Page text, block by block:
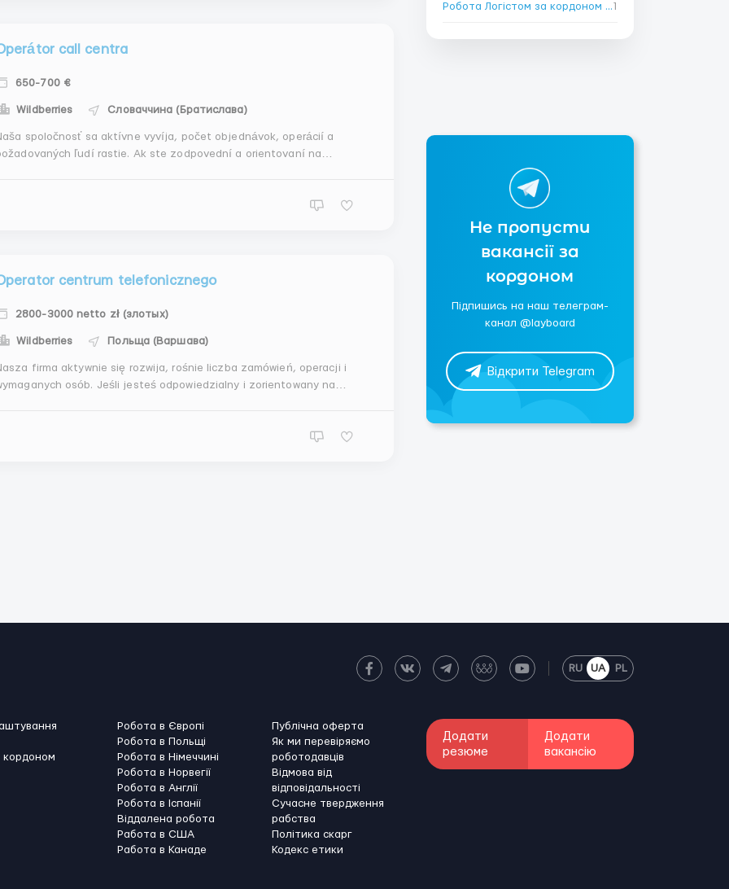
call centra
650-700 €
Wildberries Словаччина (Братислава)
spoločnosť sa aktívne vyvíja, počet objednávok, operácií a
ľudí rastie. Ak ste zodpovední a orientovaní na
centrum telefonicznego
2800-3000 netto zł (злотых)
Wildberries Польща (Варшава)
firma aktywnie się rozwija, rośnie liczba zamówień, operacji i
osób. Jeśli jesteś odpowiedzialny i zorientowany na
Робота Логістом за кордоном→1
Не пропусти
вакансії за
кордоном
Підпишись на наш телеграм-
канал @layboard
Відкрити Telegram
RU UA PL
Робота в Європі
Робота в Польщі
Робота в Німеччині
Робота в Норвегії
Робота в Англії
Робота в Іспанії
Віддалена робота
Работа в США
Работа в Канадe
Публічна оферта
Як ми перевіряємо
роботодавців
Відмова від
відповідальності
Сучасне твердження
рабства
Політика скарг
Кодекс етики
Додати
резюме
Додати
вакансію